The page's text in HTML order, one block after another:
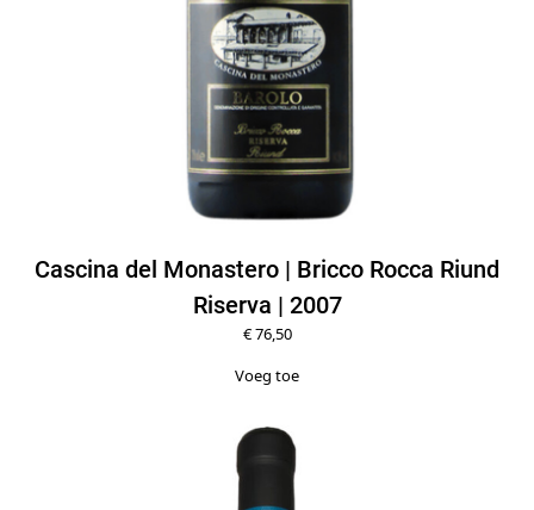
Cascina del Monastero | Bricco Rocca Riund
Riserva | 2007
€76,50
Voeg toe